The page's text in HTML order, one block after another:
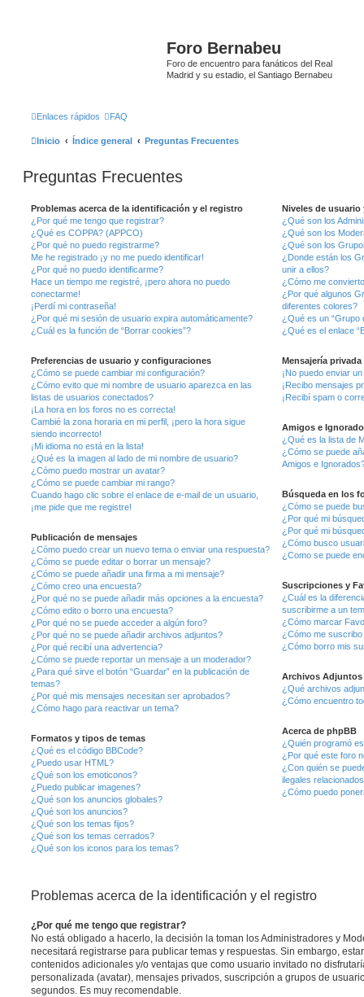
Foro Bernabeu
Foro de encuentro para fanáticos del Real
Madrid y su estadio, el Santiago Bernabeu
Enlaces rápidos FAQ
Inicio Índice general Preguntas Frecuentes
Preguntas Frecuentes
Problemas acerca de la identificación y el registro
¿Por qué me tengo que registrar?
¿Qué es COPPA? (APPCO)
¿Por qué no puedo registrarme?
Me he registrado ¡y no me puedo identificar!
¿Por qué no puedo identificarme?
Hace un tiempo me registré, ¡pero ahora no puedo
conectarme!
¡Perdí mi contraseña!
¿Por qué mi sesión de usuario expira automáticamente?
¿Cuál es la función de “Borrar cookies”?
Preferencias de usuario y configuraciones
¿Cómo se puede cambiar mi configuración?
¿Cómo evito que mi nombre de usuario aparezca en las
listas de usuarios conectados?
¡La hora en los foros no es correcta!
Cambié la zona horaria en mi perfil, ¡pero la hora sigue
siendo incorrecto!
¡Mi idioma no está en la lista!
¿Qué es la imagen al lado de mi nombre de usuario?
¿Cómo puedo mostrar un avatar?
¿Cómo se puede cambiar mi rango?
Cuando hago clic sobre el enlace de e-mail de un usuario,
¡me pide que me registre!
Publicación de mensajes
¿Cómo puedo crear un nuevo tema o enviar una respuesta?
¿Cómo se puede editar o borrar un mensaje?
¿Cómo se puede añadir una firma a mi mensaje?
¿Cómo creo una encuesta?
¿Por qué no se puede añadir más opciones a la encuesta?
¿Cómo edito o borro una encuesta?
¿Por qué no se puede acceder a algún foro?
¿Por qué no se puede añadir archivos adjuntos?
¿Por qué recibí una advertencia?
¿Cómo se puede reportar un mensaje a un moderador?
¿Para qué sirve el botón “Guardar” en la publicación de
temas?
¿Por qué mis mensajes necesitan ser aprobados?
¿Cómo hago para reactivar un tema?
Formatos y tipos de temas
¿Qué es el código BBCode?
¿Puedo usar HTML?
¿Qué son los emoticonos?
¿Puedo publicar imagenes?
¿Qué son los anuncios globales?
¿Qué son los anuncios?
¿Qué son los temas fijos?
¿Qué son los temas cerrados?
¿Qué son los iconos para los temas?
Niveles de usuario
¿Qué son los
¿Qué son los
¿Qué son los
¿Donde están los
unir a ellos?
¿Cómo me
¿Por qué algunos
diferentes colores?
¿Qué es un “Grupo
¿Qué es el enlace
Mensajería privada
¡No puedo enviar
¡Recibo mensajes
¡Recibí spam o
Amigos e
¿Qué es la lista de
¿Cómo se puede
Amigos e
Búsqueda en los
¿Cómo se puede
¿Por qué mi
¿Por qué mi
¿Cómo busco
¿Como se puede
Suscripciones y
¿Cuál es la
suscribirme a un
¿Cómo marcar
¿Cómo me
¿Cómo borro mis
Archivos Adjuntos
¿Qué archivos
¿Cómo encuentro
Acerca de phpBB
¿Quién programó
¿Por qué este foro
¿Con quién se
ilegales
¿Cómo puedo
Problemas acerca de la identificación y el registro
¿Por qué me tengo que registrar?
No está obligado a hacerlo, la decisión la toman los Administradores y
necesitará registrarse para publicar temas y respuestas. Sin embargo,
contenidos adicionales y/o ventajas que como usuario invitado no
personalizada (avatar), mensajes privados, suscripción a grupos de
segundos. Es muy recomendable.